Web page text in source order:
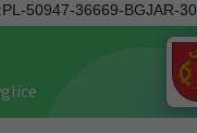
50947-36669-BGJAR-30